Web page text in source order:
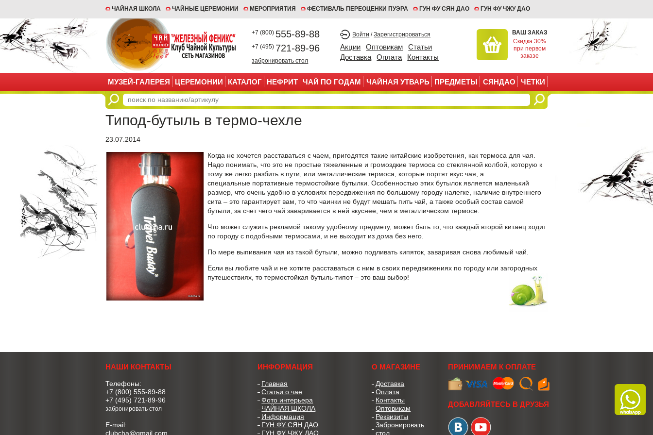
ЧАЙНАЯ ШКОЛА ЧАЙНЫЕ ЦЕРЕМОНИИ МЕРОПРИЯТИЯ ФЕСТИВАЛЬ ПЕРЕОЦЕНКИ ПУЭРА ГУН ФУ СЯН ДАО ГУН ФУ ЧЖУ ДАО
+7 (800) 555-89-88
+7 (495) 721-89-96
забронировать стол
Войти /Зарегистрироваться
Акции Оптовикам
Статьи
Доставка
Оплата Контакты
ВАШ ЗАКАЗ
Скидка 30%
при первом
заказе
МУЗЕЙ-ГАЛЕРЕЯ ЦЕРЕМОНИИ КАТАЛОГ НЕФРИТ ЧАЙ ПО ГОДАМ ЧАЙНАЯ УТВАРЬ ПРЕДМЕТЫ СЯНДАО ЧЕТКИ
Типод-бутыль в термо-чехле
23.07.2014
Когда не хочется расставаться с чаем, пригодятся такие китайские изобретения, как термоса для чая.
Надо понимать, что это не простые тяжеленные и громоздкие термоса со стеклянной колбой, которую к
тому же легко разбить в пути, или металлические термоса, которые портят вкус чая, а
специальные портативные термостойкие бутылки . Особенностью этих бутылок является маленький
размер, что очень удобно в условиях передвижения по большому городу налегке, наличие внутреннего
сита – это гарантирует вам, то что чаинки не будут мешать пить чай, а также особый состав самой
бутыли, за счет чего чай заваривается в ней вкуснее, чем в металлическом термосе.
Что может служить рекламой такому удобному предмету, может быть то, что каждый второй китаец ходит
по городу с подобными термосами, и не выходит из дома без него.
По мере выпивания чая из такой бутыли, можно подливать кипяток, заваривая снова любимый чай.
Если вы любите чай и не хотите расставаться с ним в своих передвижениях по городу или загородных
путешествиях, то термостойкая бутыль-типот – это ваш выбор!
НАШИ КОНТАКТЫ
Телефоны:
+7 (800) 555-89-88
+7 (495) 721-89-96
забронировать стол
E-mail:
clubcha@gmail.com
ИНФОРМАЦИЯ
Главная
Статьи о чае
Фото интерьера
ЧАЙНАЯ ШКОЛА
Информация
ГУН ФУ СЯН ДАО
ГУН ФУ ЧЖУ ДАО
О МАГАЗИНЕ
Доставка
Оплата
Контакты
Оптовикам
Реквизиты
Забронировать
стол
ПРИНИМАЕМ К ОПЛАТЕ
ДОБАВЛЯЙТЕСЬ В ДРУЗЬЯ